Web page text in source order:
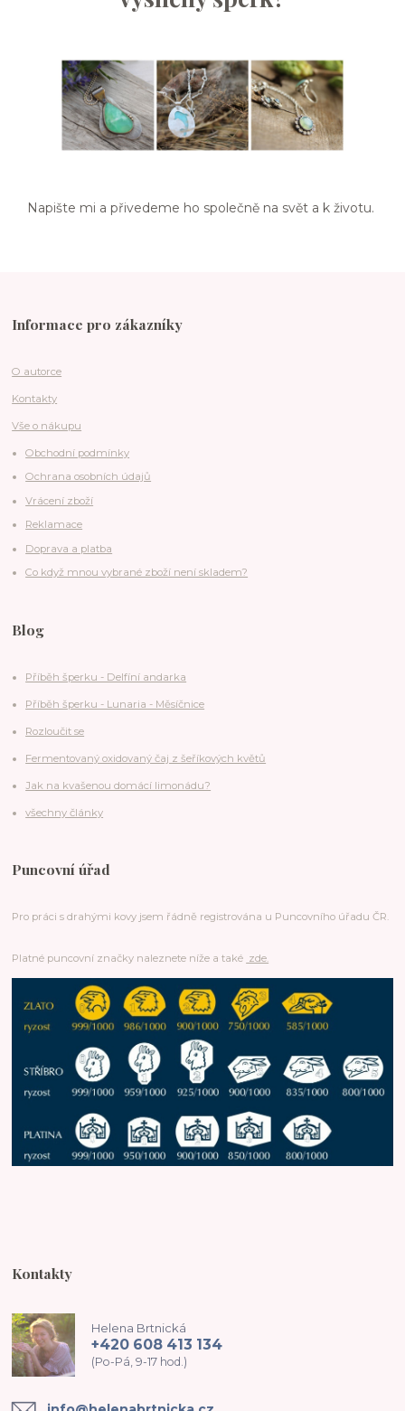
Napište mi a přivedeme ho společně na svět a k životu.
Informace pro zákazníky
O autorce
Kontakty
Vše o nákupu
Obchodní podmínky
Ochrana osobních údajů
Vrácení zboží
Reklamace
Doprava a platba
Co když mnou vybrané zboží není skladem?
Blog
Příběh šperku - Delfíní andarka
Příběh šperku - Lunaria - Měsíčnice
Rozloučit se
Fermentovaný oxidovaný čaj z šeříkových květů
Jak na kvašenou domácí limonádu?
všechny články
Puncovní úřad
Pro práci s drahými kovy jsem řádně registrována u Puncovního úřadu ČR.
Platné puncovní značky naleznete níže a také zde.
Kontakty
Helena Brtnická
+420 608 413 134
(Po-Pá, 9-17 hod.)